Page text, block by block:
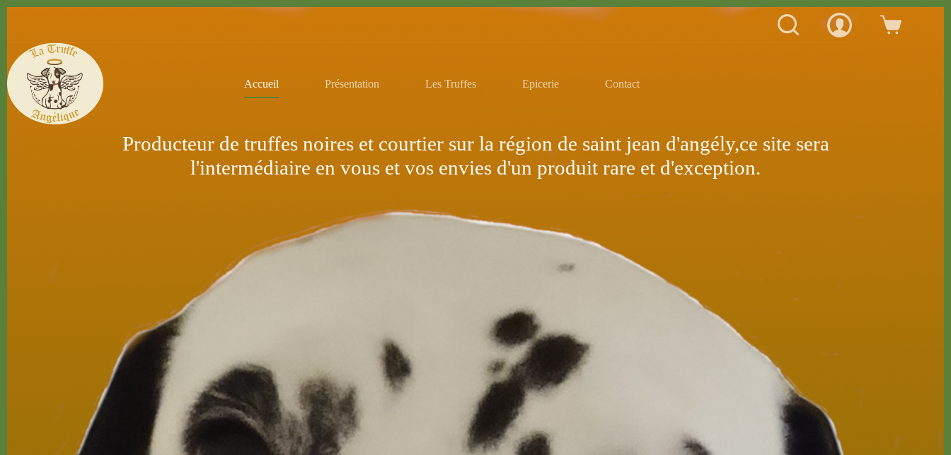
Accueil Présentation Les Truffes Epicerie Contact
Producteur de truffes noires et courtier sur la région de saint jean d'angély,ce site sera
l'intermédiaire en vous et vos envies d'un produit rare et d'exception.